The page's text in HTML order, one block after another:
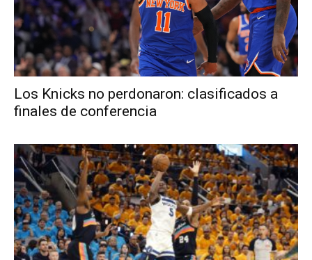
Los Knicks no perdonaron: clasificados a
finales de conferencia